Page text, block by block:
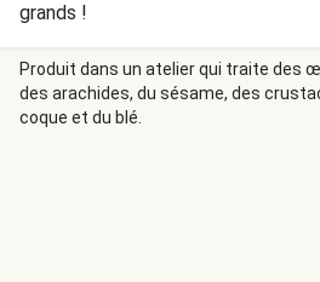
grands !
Produit dans un atelier qui traite des
des arachides, du sésame, des
coque et du blé.